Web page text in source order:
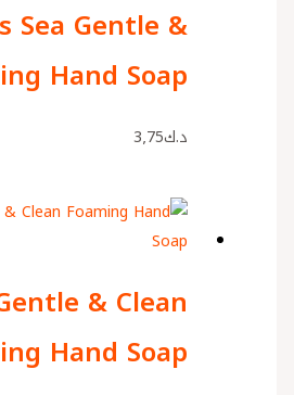
Sea Gentle &
Hand Soap
د.ك3٫75
& Clean
Hand Soap